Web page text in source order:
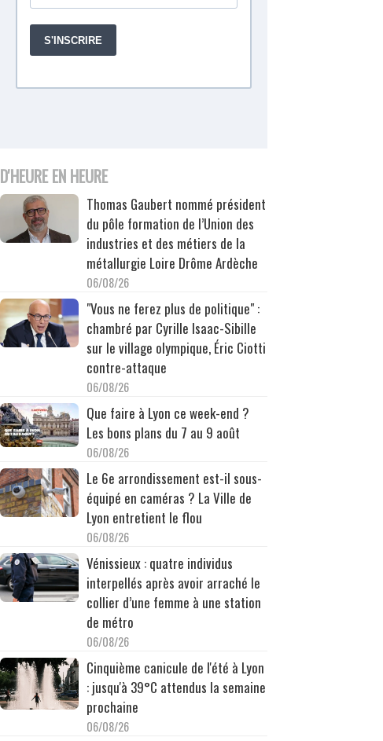
D'HEURE EN HEURE
Thomas Gaubert nommé président
du pôle formation de l’Union des
industries et des métiers de la
métallurgie Loire Drôme Ardèche
06/08/26
"Vous ne ferez plus de politique" :
chambré par Cyrille Isaac-Sibille
sur le village olympique, Éric Ciotti
contre-attaque
06/08/26
Que faire à Lyon ce week-end ?
Les bons plans du 7 au 9 août
06/08/26
Le 6e arrondissement est-il sous-
équipé en caméras ? La Ville de
Lyon entretient le flou
06/08/26
Vénissieux : quatre individus
interpellés après avoir arraché le
collier d’une femme à une station
de métro
06/08/26
Cinquième canicule de l'été à Lyon
: jusqu'à 39°C attendus la semaine
prochaine
06/08/26